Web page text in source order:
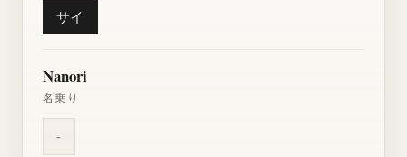
サイ
Nanori
名乗り
-